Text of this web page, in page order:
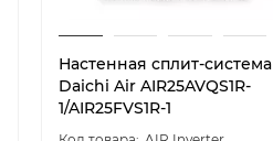
Настенная сплит-система
Daichi Air AIR25AVQS1R-
1/AIR25FVS1R-1